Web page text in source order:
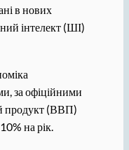
в нових
інтелект (ШІ)
за офіційними
продукт (ВВП)
на рік.